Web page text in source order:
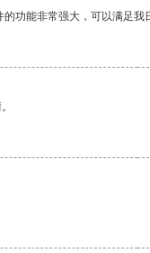
功能非常强大，可以满足